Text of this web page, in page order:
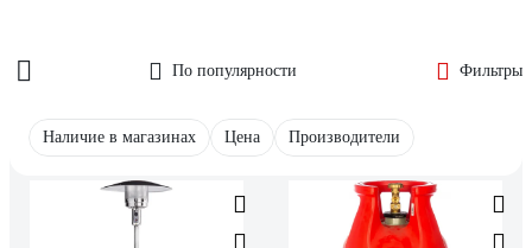
По популярности Фильтры
Наличие в магазинах Цена Производители